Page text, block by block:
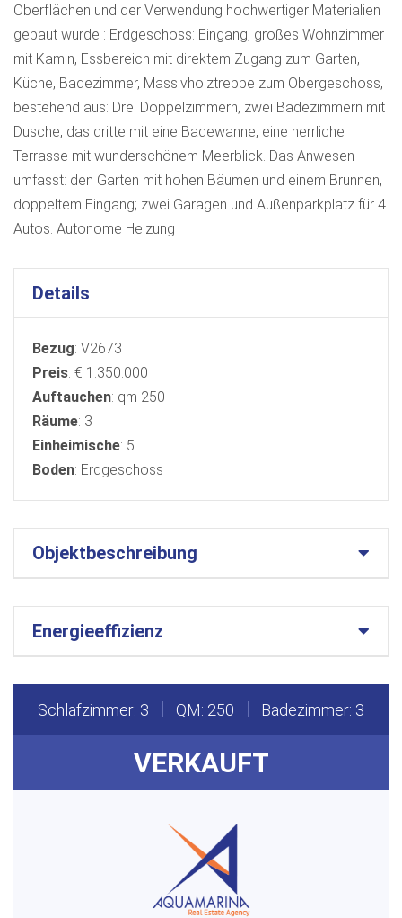
Oberflächen und der Verwendung hochwertiger Materialien
gebaut wurde : Erdgeschoss: Eingang, großes Wohnzimmer
mit Kamin, Essbereich mit direktem Zugang zum Garten,
Küche, Badezimmer, Massivholztreppe zum Obergeschoss,
bestehend aus: Drei Doppelzimmern, zwei Badezimmern mit
Dusche, das dritte mit eine Badewanne, eine herrliche
Terrasse mit wunderschönem Meerblick. Das Anwesen
umfasst: den Garten mit hohen Bäumen und einem Brunnen,
doppeltem Eingang; zwei Garagen und Außenparkplatz für 4
Autos. Autonome Heizung
Details
Bezug: V2673
Preis: € 1.350.000
Auftauchen: qm 250
Räume: 3
Einheimische: 5
Boden: Erdgeschoss
Objektbeschreibung
Energieeffizienz
Schlafzimmer: 3 QM: 250 Badezimmer: 3
VERKAUFT